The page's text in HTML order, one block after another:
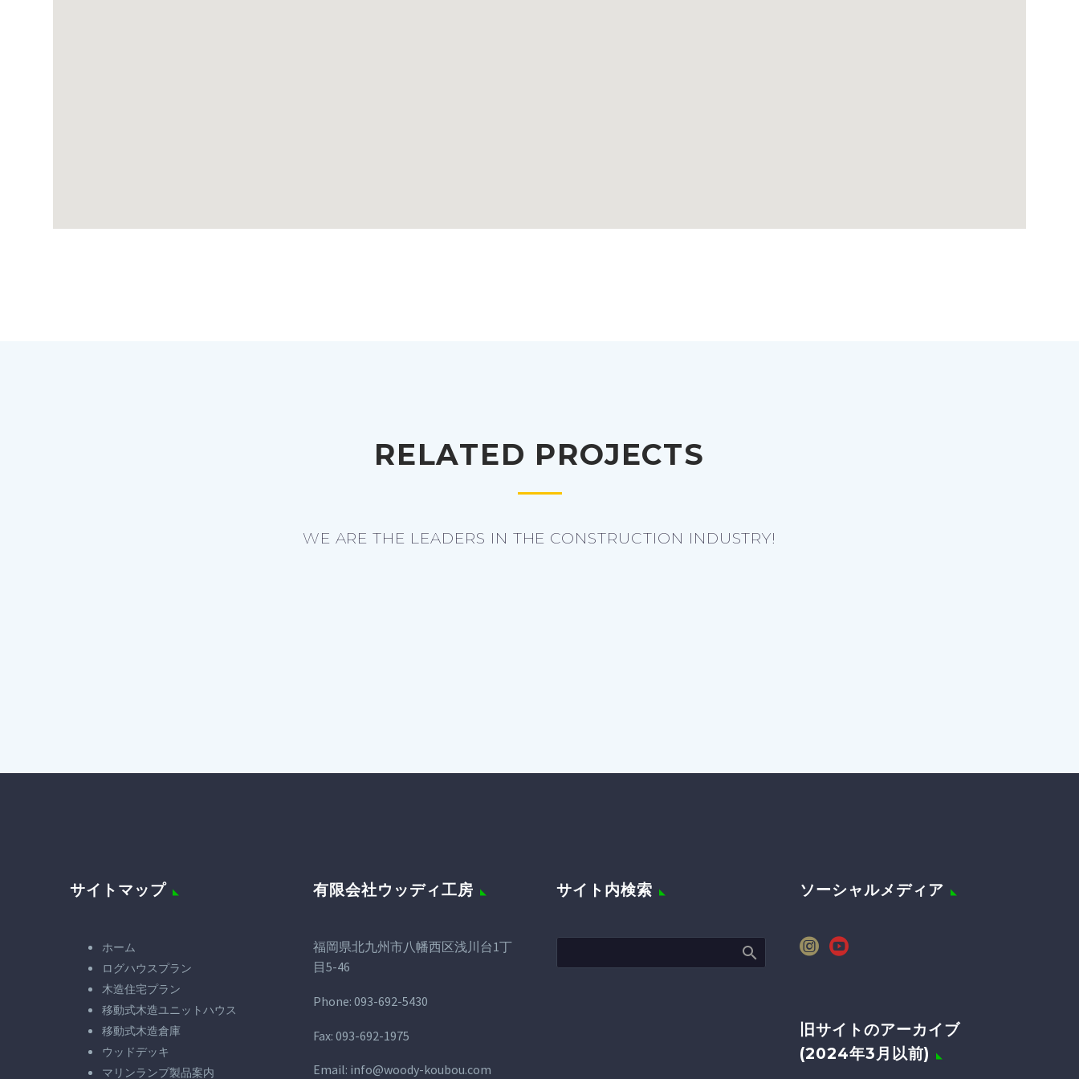
RELATED PROJECTS
WE ARE THE LEADERS IN THE CONSTRUCTION INDUSTRY!
サイトマップ
ホーム
ログハウスプラン
木造住宅プラン
移動式木造ユニットハウス
移動式木造倉庫
ウッドデッキ
マリンランプ製品案内
有限会社ウッディ工房
福岡県北九州市八幡西区浅川台1丁
目5-46
Phone: 093-692-5430
Fax: 093-692-1975
Email: info@woody-koubou.com
サイト内検索 ソーシャルメディア
旧サイトのアーカイブ
(2024年3月以前)